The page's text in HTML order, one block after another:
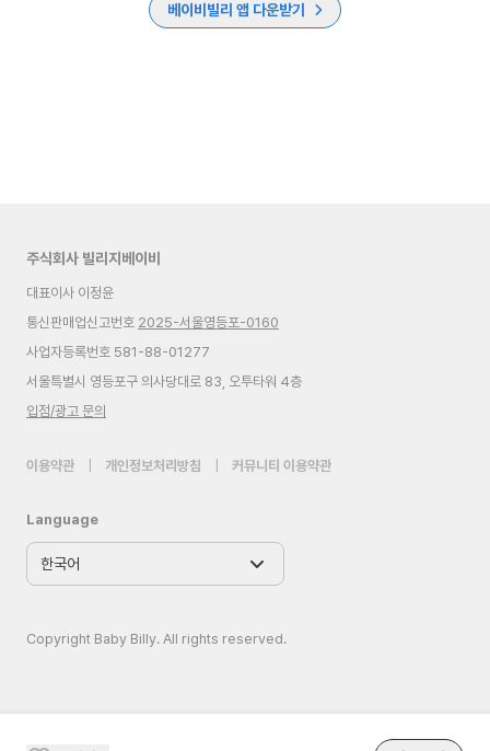
베이비빌리 앱 다운받기
주식회사 빌리지베이비
대표이사 이정윤
통신판매업신고번호 2025-서울영등포-0160
사업자등록번호 581-88-01277
서울특별시 영등포구 의사당대로 83, 오투타워 4층
입점/광고 문의
이용약관 개인정보처리방침 커뮤니티 이용약관
Language
Copyright Baby Billy. All rights reserved.